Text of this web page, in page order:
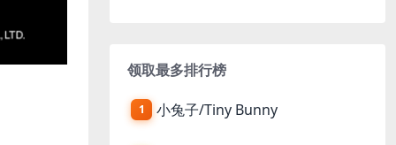
领取最多排行榜
1 小兔子/Tiny Bunny